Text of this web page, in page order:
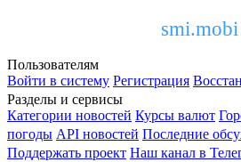
smi.mobi
Пользователям
Войти в систему Регистрация
Разделы и сервисы
Категории новостей Курсы валют
погоды API новостей Последние
Поддержать проект Наш канал в